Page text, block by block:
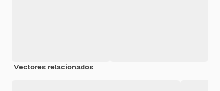
Vectores relacionados